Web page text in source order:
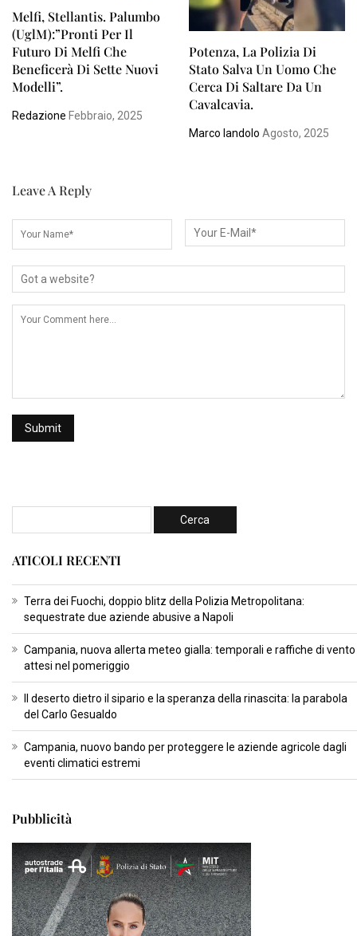
Melfi, Stellantis. Palumbo
(UglM):”Pronti Per Il
Futuro Di Melfi Che
Beneficerà Di Sette Nuovi
Modelli”.
Redazione Febbraio, 2025
Potenza, La Polizia Di
Stato Salva Un Uomo Che
Cerca Di Saltare Da Un
Cavalcavia.
Marco Iandolo Agosto, 2025
Leave A Reply
ATICOLI RECENTI
Terra dei Fuochi, doppio blitz della Polizia Metropolitana:
sequestrate due aziende abusive a Napoli
Campania, nuova allerta meteo gialla: temporali e raffiche di vento
attesi nel pomeriggio
Il deserto dietro il sipario e la speranza della rinascita: la parabola
del Carlo Gesualdo
Campania, nuovo bando per proteggere le aziende agricole dagli
eventi climatici estremi
Pubblicità